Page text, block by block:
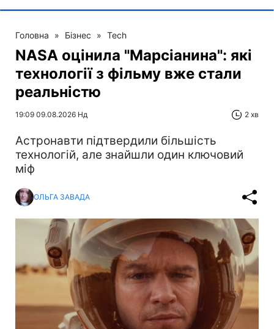
Головна » Бізнес » Tech
NASA оцінила "Марсіанина": які
технології з фільму вже стали
реальністю
19:09 09.08.2026 Нд 2 хв
Астронавти підтвердили більшість
технологій, але знайшли один ключовий
міф
ОЛЬГА ЗАВАДА